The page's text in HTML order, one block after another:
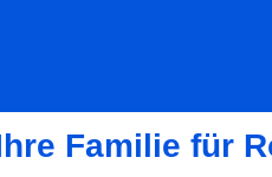
Familie für